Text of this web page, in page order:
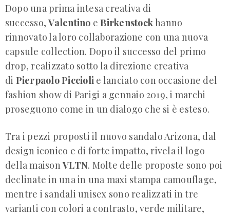
Dopo una prima intesa creativa di
successo,Valentino eBirkenstock hanno
rinnovato la loro collaborazione con una nuova
capsule collection. Dopo il successo del primo
drop, realizzato sotto la direzione creativa
di Pierpaolo Piccioli e lanciato con occasione del
fashion show di Parigi a gennaio 2019, i marchi
proseguono come in un dialogo che si è esteso.
Tra i pezzi proposti il nuovo sandalo Arizona, dal
design iconico e di forte impatto, rivela il logo
della maisonVLTN. Molte delle proposte sono poi
declinate in una in una maxi stampa camouflage,
mentre i sandali unisex sono realizzati in tre
varianti con colori a contrasto, verde militare,